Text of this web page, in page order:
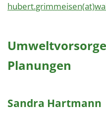
Planungen
Sandra Hartmann